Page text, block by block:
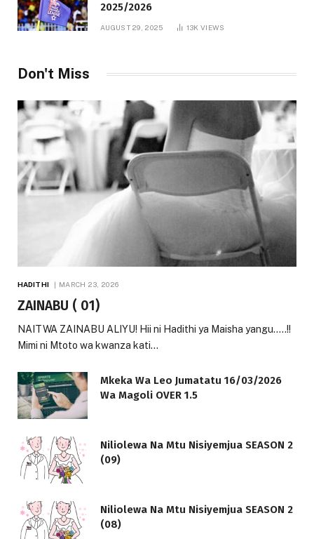
2025/2026
AUGUST 29, 2025 13KVIEWS
Don't Miss
HADITHI MARCH 23, 2026
ZAINABU ( 01)
NAITWA ZAINABU ALIYU! Hii ni Hadithi ya Maisha yangu…..!!
Mimi ni Mtoto wa kwanza kati…
Mkeka Wa Leo Jumatatu 16/03/2026
Wa Magoli OVER 1.5
Niliolewa Na Mtu Nisiyemjua SEASON 2
(09)
Niliolewa Na Mtu Nisiyemjua SEASON 2
(08)